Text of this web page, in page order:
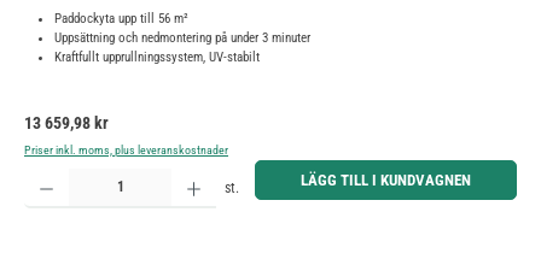
Paddockyta upp till 56 m²
Uppsättning och nedmontering på under 3 minuter
Kraftfullt upprullningssystem, UV-stabilt
Ordinarie pris:
13 659,98 kr
Priser inkl. moms, plus leveranskostnader
Produktkvantitet: Ange önskat belopp eller använd knapparna för att öka eller minska kvantiteten.
st. LÄGG TILL I KUNDVAGNEN